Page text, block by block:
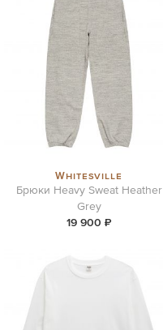
Whitesville
Брюки Heavy Sweat Heather
Grey
19 900 ₽